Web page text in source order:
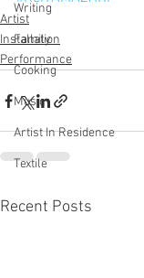
Writing
Family
Cooking
Music
Artist In Residence
Textile
Artist
Installation
Performance
Recent Posts